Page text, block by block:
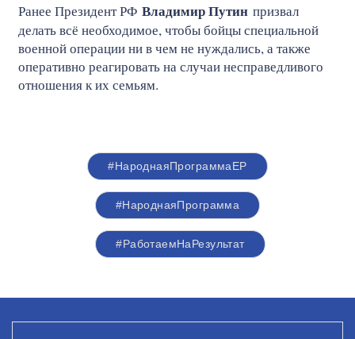
Ранее Президент РФ Владимир Путин призвал
делать всё необходимое, чтобы бойцы специальной
военной операции ни в чем не нуждались, а также
оперативно реагировать на случаи несправедливого
отношения к их семьям.
#НароднаяПрограммаЕР
#НароднаяПрограмма
#РаботаемНаРезультат